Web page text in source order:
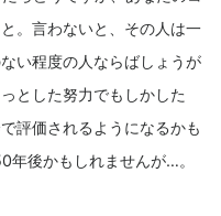
。言わないと、その人は一
い程度の人ならばしょうが
とした努力でもしかした
評価されるようになるかも
年後かもしれませんが…。